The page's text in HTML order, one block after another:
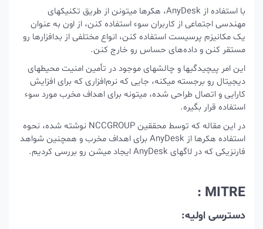
با استفاده از AnyDesk، هکرها میتونن از طریق تکنیکهای
مهندسی اجتماعی از کاربران سوء استفاده کنن، از اون به عنوان
یک مکانیزم پرسیست استفاده کنن، انواع مختلفی از بدافزارها رو
مستقر کنن و داده‌های حساس رو خارج کنن.
این امر پیچیدگیها و چالشهای موجود در تأمین امنیت محیطهای
دیجیتال رو برجسته میکنه، جایی که نرم‌افزاری که برای افزایش
کارایی و اتصال طراحی شده، میتونه برای اهداف مخرب مورد سوء
استفاده قرار بگیره.
در این مقاله که توسط محققین NCCGROUP نوشته شده، نحوه
استفاده هکرها از AnyDesk برای اهداف مخرب و همچنین شواهد
فارنزیکی که در لاگهای AnyDesk ایجاد میشن رو بررسی کردیم.
MITRE :
دسترسی اولیه: